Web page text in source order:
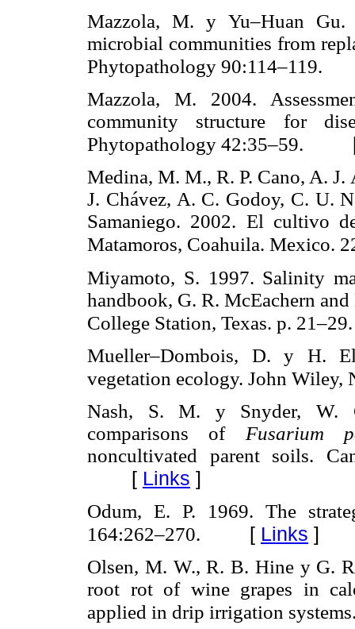
Mazzola, M. y Yu–Huan
microbial communities from
Phytopathology 90:114–119.
Mazzola, M. 2004.
community structure for
Phytopathology 42:35–59.
Medina, M. M., R. P. Cano, A.
J. Chávez, A. C. Godoy, C. U.
Samaniego. 2002. El cultivo
Matamoros, Coahuila. Mexico.
Miyamoto, S. 1997. Salinity
handbook, G. R. McEachern
College Station, Texas. p.
Mueller–Dombois, D. y H.
vegetation ecology. John Wiley,
Nash, S. M. y Snyder, W.
comparisons of Fusarium
noncultivated parent soils.
[ Links ]
Odum, E. P. 1969. The
164:262–270.
[ Links ]
Olsen, M. W., R. B. Hine y G.
root rot of wine grapes in
applied in drip irrigation